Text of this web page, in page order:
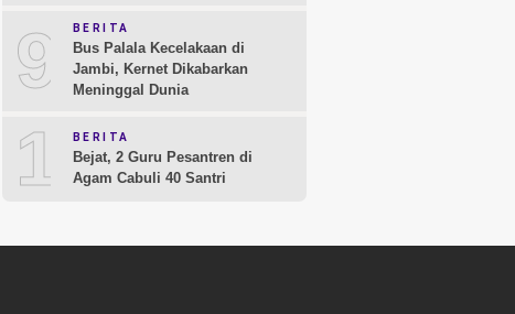
9 BERITA
Bus Palala Kecelakaan di
Jambi, Kernet Dikabarkan
Meninggal Dunia
10BERITA
Bejat, 2 Guru Pesantren di
Agam Cabuli 40 Santri